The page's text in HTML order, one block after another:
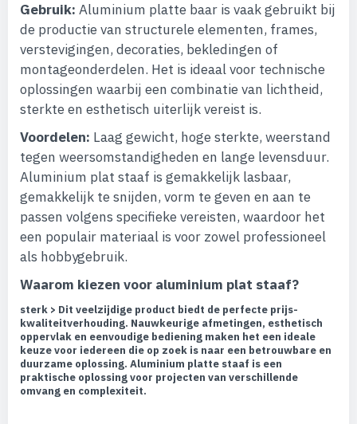
Gebruik: Aluminium platte baar is vaak gebruikt bij
de productie van structurele elementen, frames,
verstevigingen, decoraties, bekledingen of
montageonderdelen. Het is ideaal voor technische
oplossingen waarbij een combinatie van lichtheid,
sterkte en esthetisch uiterlijk vereist is.
Voordelen: Laag gewicht, hoge sterkte, weerstand
tegen weersomstandigheden en lange levensduur.
Aluminium plat staaf is gemakkelijk lasbaar,
gemakkelijk te snijden, vorm te geven en aan te
passen volgens specifieke vereisten, waardoor het
een populair materiaal is voor zowel professioneel
als hobbygebruik.
Waarom kiezen voor aluminium plat staaf?
sterk > Dit veelzijdige product biedt de perfecte prijs-
kwaliteitverhouding. Nauwkeurige afmetingen, esthetisch
oppervlak en eenvoudige bediening maken het een ideale
keuze voor iedereen die op zoek is naar een betrouwbare en
duurzame oplossing. Aluminium platte staaf is een
praktische oplossing voor projecten van verschillende
omvang en complexiteit.